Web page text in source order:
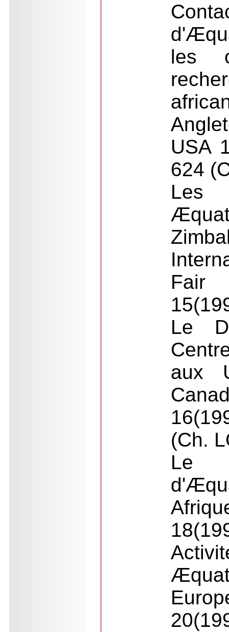
les
USA
624
Les
Le
aux
(Ch.
Le